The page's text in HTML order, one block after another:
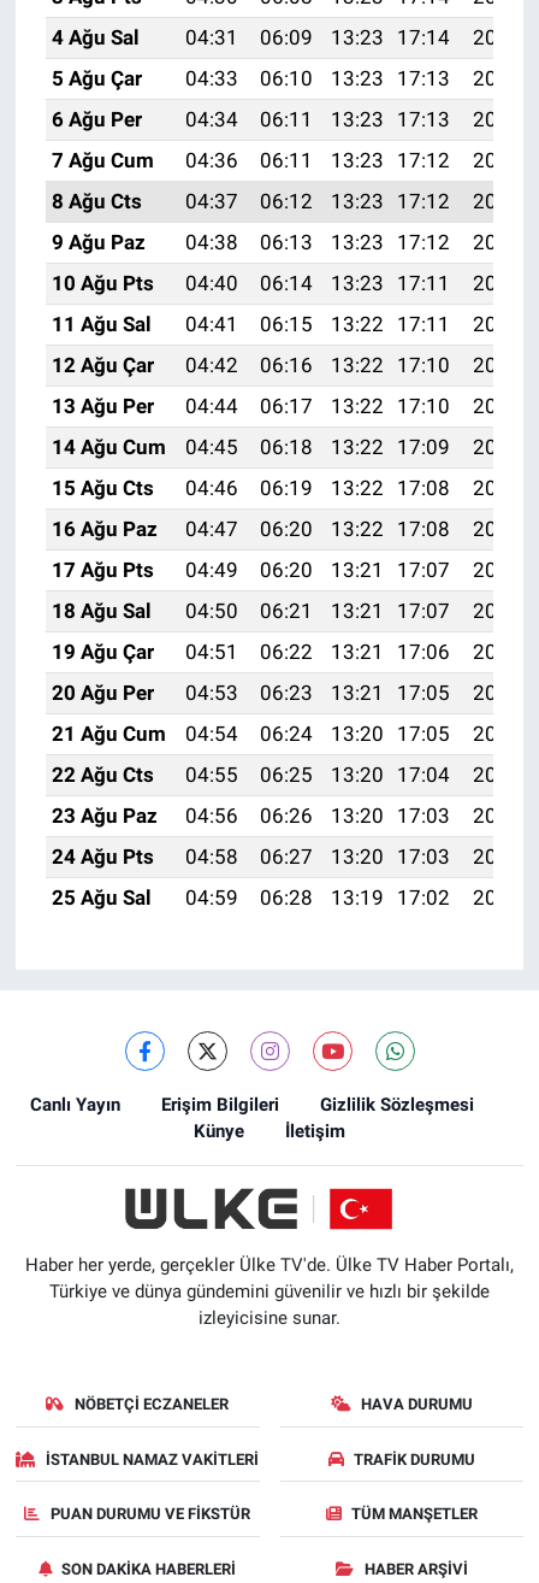
4 Ağu Sal
04:31 06:09 13:23 17:14
20:28
5 Ağu Çar
04:33 06:10 13:23 17:13
20:27
6 Ağu Per
04:34 06:11 13:23 17:13
20:26
7 Ağu Cum
04:36 06:11 13:23 17:12
20:25
8 Ağu Cts
04:37 06:12 13:23 17:12
20:23
9 Ağu Paz
04:38 06:13 13:23 17:12
20:22
10 Ağu Pts
04:40 06:14 13:23 17:11
20:21
11 Ağu Sal
04:41 06:15 13:22 17:11
20:20
12 Ağu Çar
04:42 06:16 13:22 17:10
20:19
13 Ağu Per
04:44 06:17 13:22 17:10
20:17
14 Ağu Cum
04:45 06:18 13:22 17:09
20:16
15 Ağu Cts
04:46 06:19 13:22 17:08
20:15
16 Ağu Paz
04:47 06:20 13:22 17:08
20:14
17 Ağu Pts
04:49 06:20 13:21 17:07
20:12
18 Ağu Sal
04:50 06:21 13:21 17:07
20:11
19 Ağu Çar
04:51 06:22 13:21 17:06
20:10
20 Ağu Per
04:53 06:23 13:21 17:05
20:08
21 Ağu Cum
04:54 06:24 13:20 17:05
20:07
22 Ağu Cts
04:55 06:25 13:20 17:04
20:05
23 Ağu Paz
04:56 06:26 13:20 17:03
20:04
24 Ağu Pts
04:58 06:27 13:20 17:03
20:03
25 Ağu Sal
04:59 06:28 13:19 17:02 20:01
Canlı Yayın Erişim Bilgileri
Gizlilik Sözleşmesi
Künye
İletişim
Haber her yerde, gerçekler Ülke TV'de. Ülke TV Haber Portalı,
Türkiye ve dünya gündemini güvenilir ve hızlı bir şekilde
izleyicisine sunar.
NÖBETÇI ECZANELER HAVA DURUMU
İSTANBUL NAMAZ VAKITLERI TRAFIK DURUMU
PUAN DURUMU VE FIKSTÜR TÜM MANŞETLER
SON DAKIKA HABERLERI HABER ARŞIVI